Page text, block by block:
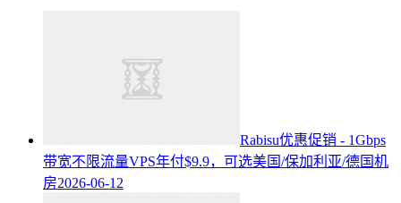
Rabisu优惠促销 - 1Gbps
带宽不限流量VPS年付$9.9，可选美国/保加利亚/德国机
房2026-06-12